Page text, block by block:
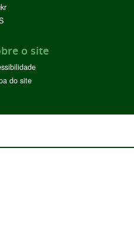
o site
do site